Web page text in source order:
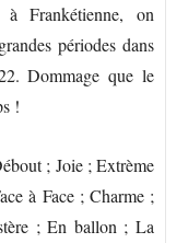
Frankétienne, on
périodes dans
Dommage que le
!
; Joie ; Extrème
à Face ; Charme ;
; En ballon ; La